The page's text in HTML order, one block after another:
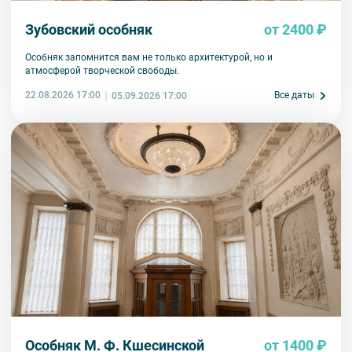
Зубовский особняк от 2400 ₽
Особняк запомнится вам не только архитектурой, но и
атмосферой творческой свободы.
22.08.2026 17:00 05.09.2026 17:00 Все даты
Особняк М. Ф. Кшесинской от 1400 ₽